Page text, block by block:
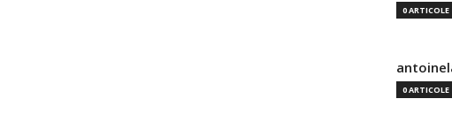
0 ARTICOLE
0 ARTICOLE